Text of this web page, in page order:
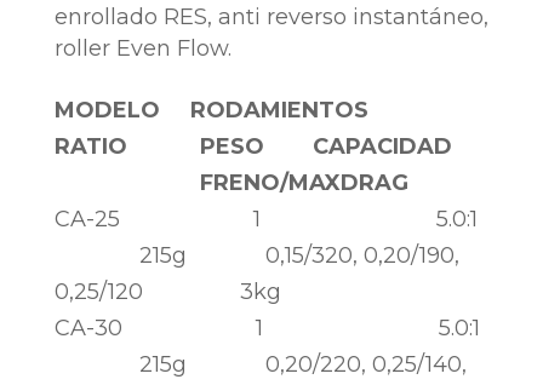
enrollado RES, anti reverso instantáneo,
roller Even Flow.
MODELO RODAMIENTOS
RATIO PESO CAPACIDAD
FRENO/MAXDRAG
CA-25 1 5.0:1
215g 0,15/320, 0,20/190,
0,25/120 3kg
CA-30 1 5.0:1
215g 0,20/220, 0,25/140,